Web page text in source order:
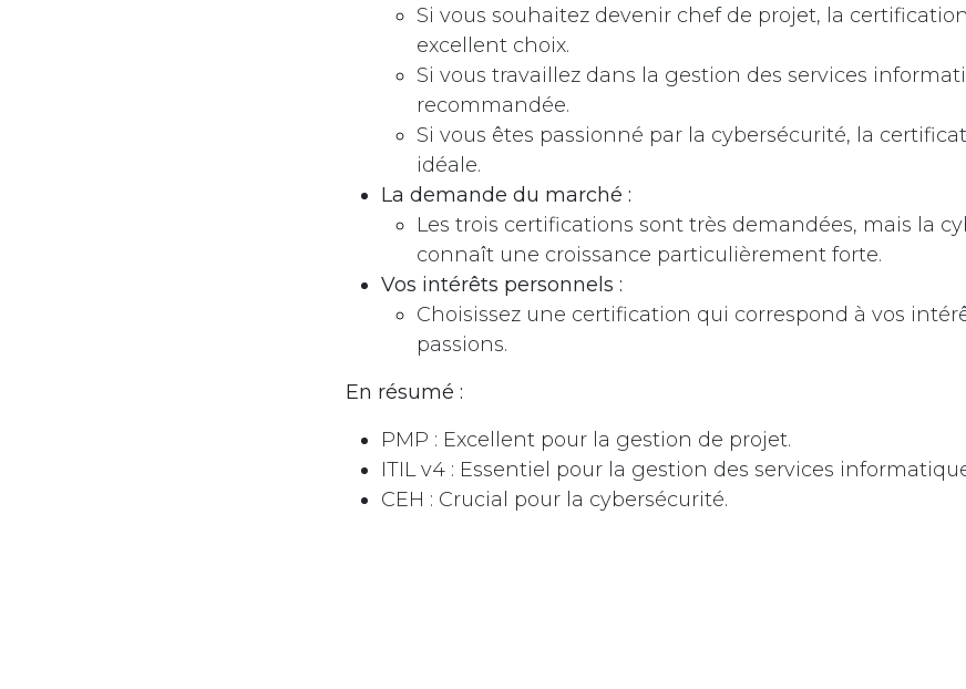
Si vous souhaitez devenir chef de projet, la
excellent choix.
Si vous travaillez dans la gestion des services
recommandée.
Si vous êtes passionné par la cybersécurité, la
idéale.
La demande du marché :
Les trois certifications sont très demandées, mais la
connaît une croissance particulièrement forte.
Vos intérêts personnels :
Choisissez une certification qui correspond à vos
passions.
En résumé :
PMP : Excellent pour la gestion de projet.
ITIL v4 : Essentiel pour la gestion des services
CEH : Crucial pour la cybersécurité.